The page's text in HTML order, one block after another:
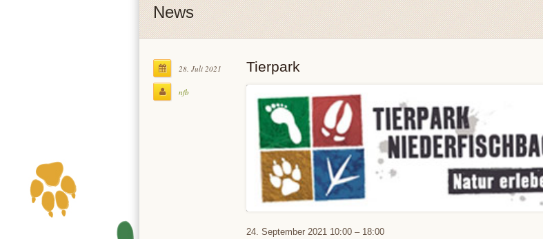
News
28. Juli 2021
nfb
Tierpark
Tierpark
24. September 2021 10:00 – 18:00